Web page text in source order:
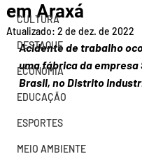
CULTURA
DESTAQUE
ECONOMIA
EDUCAÇÃO
ESPORTES
MEIO AMBIENTE
em Araxá
Atualizado: 2 de dez. de 2022
Acidente de trabalho
uma fábrica da empresa
Brasil, no Distrito